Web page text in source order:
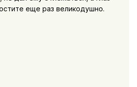
еще раз великодушно.